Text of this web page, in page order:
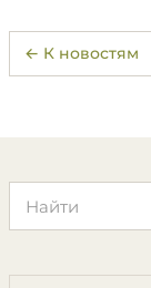
← К новостям